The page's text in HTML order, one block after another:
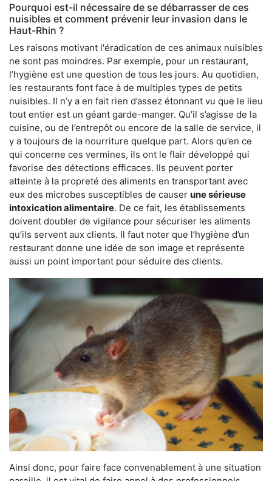
Pourquoi est-il nécessaire de se débarrasser de ces
nuisibles et comment prévenir leur invasion dans le
Haut-Rhin ?
Les raisons motivant l'éradication de ces animaux nuisibles
ne sont pas moindres. Par exemple, pour un restaurant,
l’hygiène est une question de tous les jours. Au quotidien,
les restaurants font face à de multiples types de petits
nuisibles. Il n’y a en fait rien d’assez étonnant vu que le lieu
tout entier est un géant garde-manger. Qu’il s’agisse de la
cuisine, ou de l’entrepôt ou encore de la salle de service, il
y a toujours de la nourriture quelque part. Alors qu’en ce
qui concerne ces vermines, ils ont le flair développé qui
favorise des détections efficaces. Ils peuvent porter
atteinte à la propreté des aliments en transportant avec
eux des microbes susceptibles de causer une sérieuse
intoxication alimentaire. De ce fait, les établissements
doivent doubler de vigilance pour sécuriser les aliments
qu’ils servent aux clients. Il faut noter que l’hygiène d’un
restaurant donne une idée de son image et représente
aussi un point important pour séduire des clients.
Ainsi donc, pour faire face convenablement à une situation